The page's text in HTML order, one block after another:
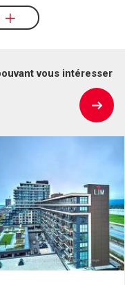
vous intéresser